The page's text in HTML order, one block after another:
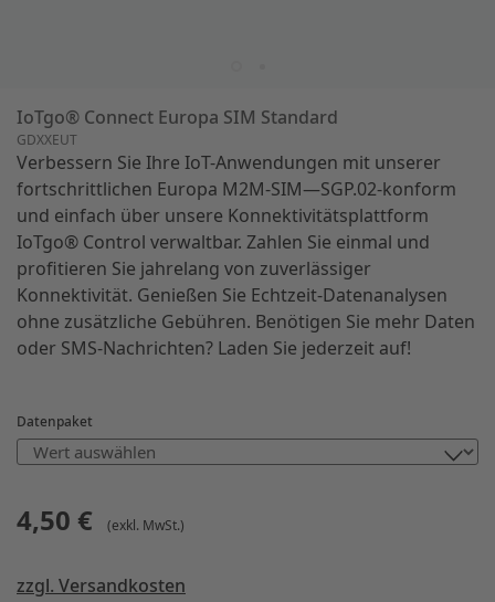
IoTgo® Connect Europa SIM Standard
GDXXEUT
Verbessern Sie Ihre IoT-Anwendungen mit unserer
fortschrittlichen Europa M2M-SIM—SGP.02-konform
und einfach über unsere Konnektivitätsplattform
IoTgo® Control verwaltbar. Zahlen Sie einmal und
profitieren Sie jahrelang von zuverlässiger
Konnektivität. Genießen Sie Echtzeit-Datenanalysen
ohne zusätzliche Gebühren. Benötigen Sie mehr Daten
oder SMS-Nachrichten? Laden Sie jederzeit auf!
Datenpaket
4,50 € (exkl. MwSt.)
zzgl. Versandkosten